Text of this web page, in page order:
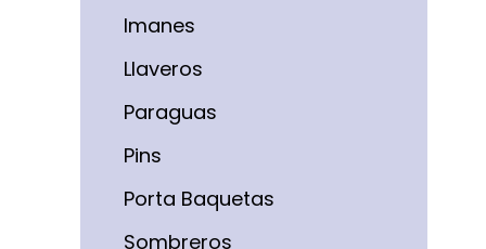
Imanes
Llaveros
Paraguas
Pins
Porta Baquetas
Sombreros